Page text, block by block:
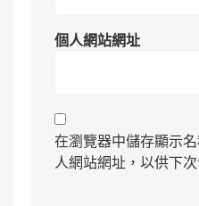
個人網站網址
在瀏覽器中儲存顯示
人網站網址，以供下